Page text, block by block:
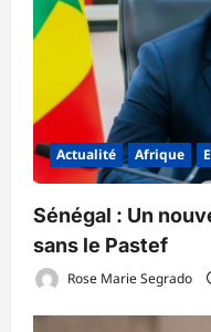
Actualité Afrique
Sénégal : Un
sans le Pastef
Rose Marie Segrado